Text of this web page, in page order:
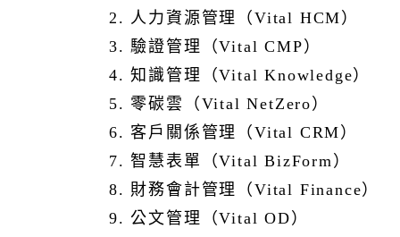
式的驗證（如手機應用程序生成的程式碼或簡訊中的驗證
碼）才能存取您的帳戶。建議啟用多因子身分驗證，以增
強帳戶的安全性，防止未經授權的存取。如有特殊需求，
需由本公司協助進行帳號變更事宜者，請透過「本網站」
佐證資料後，由本公司進行後續作業。
2. 加密與資料管理
不同的雲端產品將依據客戶的角色進行分級，提供相應等
級的存取權限。客戶可根據其職責被賦予不同的功能範
2. 人力資源管理（Vital HCM）
3. 驗證管理（Vital CMP）
4. 知識管理（Vital Knowledge）
5. 零碳雲（Vital NetZero）
6. 客戶關係管理（Vital CRM）
7. 智慧表單（Vital BizForm）
8. 財務會計管理（Vital Finance）
9. 公文管理（Vital OD）